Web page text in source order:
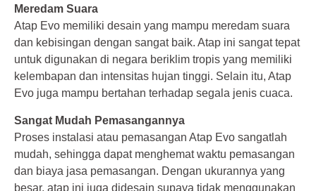
Meredam Suara
Atap Evo memiliki desain yang mampu meredam suara
dan kebisingan dengan sangat baik. Atap ini sangat tepat
untuk digunakan di negara beriklim tropis yang memiliki
kelembapan dan intensitas hujan tinggi. Selain itu, Atap
Evo juga mampu bertahan terhadap segala jenis cuaca.
Sangat Mudah Pemasangannya
Proses instalasi atau pemasangan Atap Evo sangatlah
mudah, sehingga dapat menghemat waktu pemasangan
dan biaya jasa pemasangan. Dengan ukurannya yang
besar, atap ini juga didesain supaya tidak menggunakan